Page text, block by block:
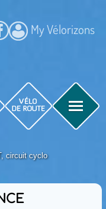
My Vélorizons
circuit cyclo